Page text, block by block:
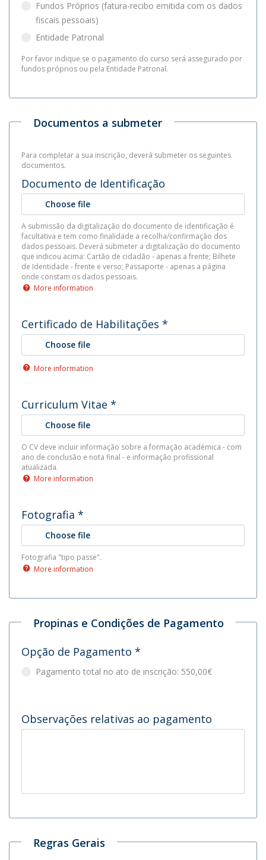
Fundos Próprios (fatura-recibo emitida com os dados
fiscais pessoais)
Entidade Patronal
Por favor indique se o pagamento do curso será assegurado por
fundos próprios ou pela Entidade Patronal.
Documentos a submeter
Para completar a sua inscrição, deverá submeter os seguintes
documentos.
Documento de Identificação
Choose file
A submissão da digitalização do documento de identificação é
facultativa e tem como finalidade a recolha/confirmação dos
dados pessoais. Deverá submeter a digitalização do documento
que indicou acima: Cartão de cidadão - apenas a frente; Bilhete
de Identidade - frente e verso; Passaporte - apenas a página
onde constam os dados pessoais.
More information
Certificado de Habilitações *
Choose file
More information
Curriculum Vitae *
Choose file
O CV deve incluir informação sobre a formação académica - com
ano de conclusão e nota final - e informação profissional
atualizada.
More information
Fotografia *
Choose file
Fotografia "tipo passe".
More information
Propinas e Condições de Pagamento
Opção de Pagamento *
Pagamento total no ato de inscrição: 550,00€
Observações relativas ao pagamento
Regras Gerais